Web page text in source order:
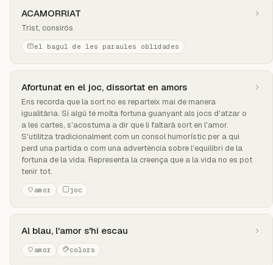
ACAMORRIAT
Trist, consirós
el bagul de les paraules oblidades
Afortunat en el joc, dissortat en amors
Ens recorda que la sort no es reparteix mai de manera
igualitària. Si algú té molta fortuna guanyant als jocs d'atzar o
a les cartes, s'acostuma a dir que li faltarà sort en l'amor.
S'utilitza tradicionalment com un consol humorístic per a qui
perd una partida o com una advertència sobre l'equilibri de la
fortuna de la vida. Representa la creença que a la vida no es pot
tenir tot.
amor joc
Al blau, l'amor s'hi escau
amor colors